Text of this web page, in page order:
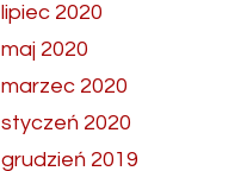
lipiec 2020
maj 2020
marzec 2020
styczeń 2020
grudzień 2019